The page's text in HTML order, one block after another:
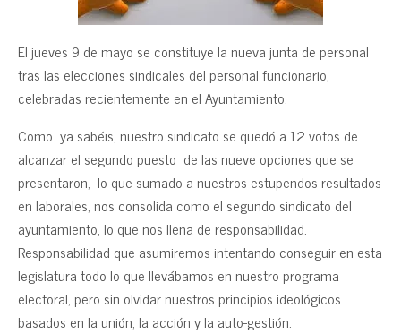
El jueves 9 de mayo se constituye la nueva junta de personal
tras las elecciones sindicales del personal funcionario,
celebradas recientemente en el Ayuntamiento.
Como ya sabéis, nuestro sindicato se quedó a 12 votos de
alcanzar el segundo puesto de las nueve opciones que se
presentaron, lo que sumado a nuestros estupendos resultados
en laborales, nos consolida como el segundo sindicato del
ayuntamiento, lo que nos llena de responsabilidad.
Responsabilidad que asumiremos intentando conseguir en esta
legislatura todo lo que llevábamos en nuestro programa
electoral, pero sin olvidar nuestros principios ideológicos
basados en la unión, la acción y la auto-gestión.